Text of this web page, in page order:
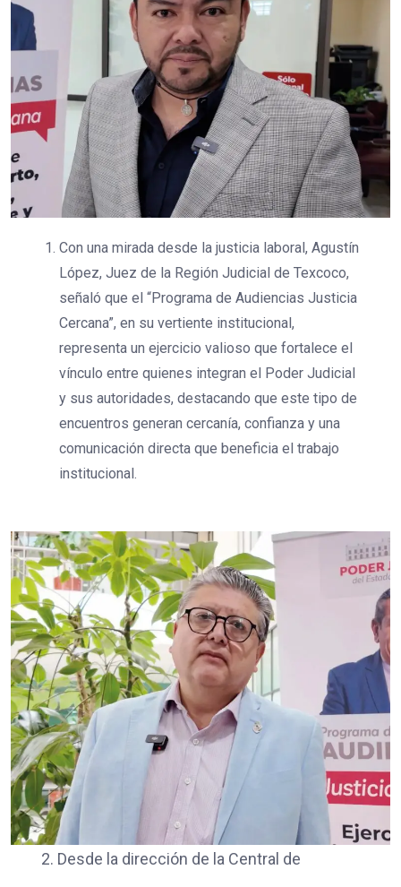
Con una mirada desde la justicia laboral, Agustín
López, Juez de la Región Judicial de Texcoco,
señaló que el “Programa de Audiencias Justicia
Cercana”, en su vertiente institucional,
representa un ejercicio valioso que fortalece el
vínculo entre quienes integran el Poder Judicial
y sus autoridades, destacando que este tipo de
encuentros generan cercanía, confianza y una
comunicación directa que beneficia el trabajo
institucional.
2. Desde la dirección de la Central de